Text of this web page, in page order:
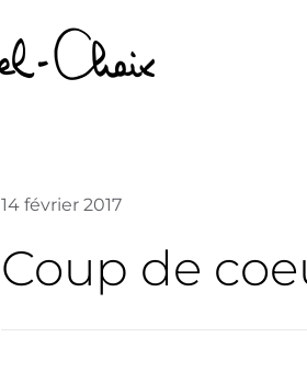
14 février 2017
Coup de